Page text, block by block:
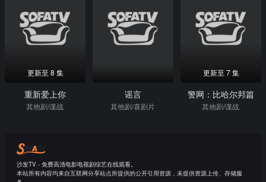
更新至 8 集
重新爱上你
其他剧/谍战
谣言
其他剧/喜剧片
更新至 7 集
警网：比哈尔邦篇
其他剧/谍战
沙发TV - 免费高清电影电视剧综艺在线观看。
本站所有内容均来自互联网分享站点所提供的公开引用资源，未提供资源上传、存储服